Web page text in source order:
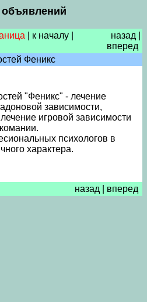
объявлений
к началу назад
вперед
Феникс
"Феникс" - лечение
зависимости,
игровой зависимости
психологов в
характера.
назад вперед